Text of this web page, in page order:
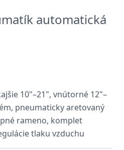
automatická
10"–21", vnútorné 12"–
pneumaticky aretovaný
rameno, komplet
tlaku vzduchu